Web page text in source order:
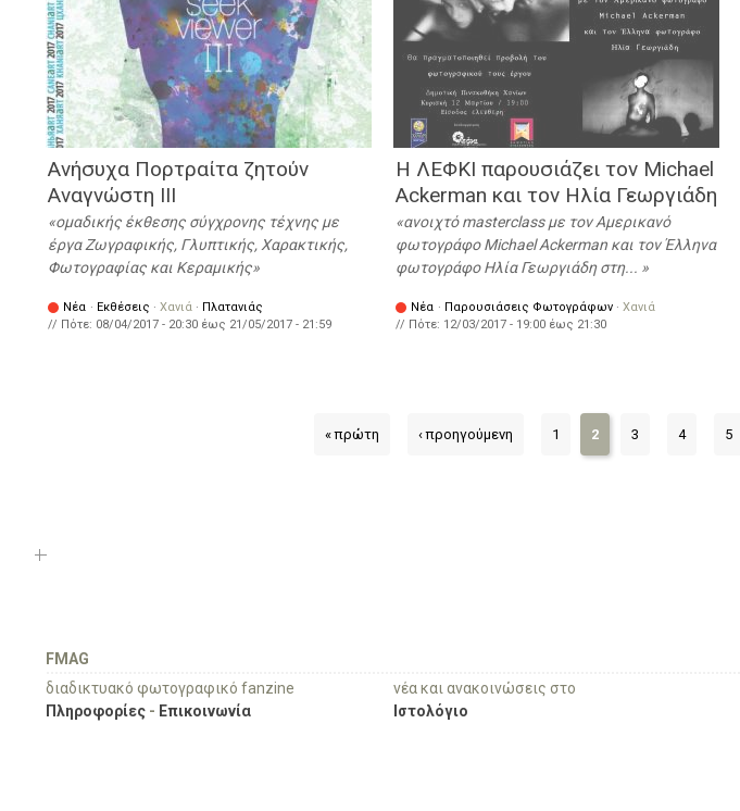
Ανήσυχα Πορτραίτα ζητούν
Αναγνώστη ΙΙΙ
ομαδικής έκθεσης σύγχρονης τέχνης με
έργα Ζωγραφικής, Γλυπτικής, Χαρακτικής,
Φωτογραφίας και Κεραμικής
Νέα · Εκθέσεις · Χανιά · Πλατανιάς
// Πότε: 08/04/2017 - 20:30 έως 21/05/2017 - 21:59
Η ΛΕΦΚΙ παρουσιάζει τον Michael
Ackerman και τον Ηλία Γεωργιάδη
ανοιχτό masterclass με τον Αμερικανό
φωτογράφο Michael Ackerman και τον Έλληνα
φωτογράφο Ηλία Γεωργιάδη στη...
Νέα · Παρουσιάσεις Φωτογράφων · Χανιά
// Πότε: 12/03/2017 - 19:00 έως 21:30
« πρώτη ‹ προηγούμενη 1 2 3 4 5
FMAG
διαδικτυακό φωτογραφικό fanzine
Πληροφορίες - Επικοινωνία
νέα και ανακοινώσεις στο
Ιστολόγιο